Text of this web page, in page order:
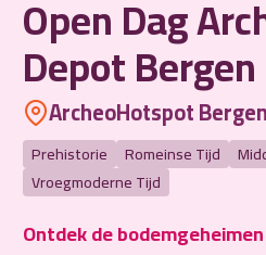
Open Dag
Depot
ArcheoHotspot
Prehistorie Romeinse Tijd
Vroegmoderne Tijd
Ontdek de